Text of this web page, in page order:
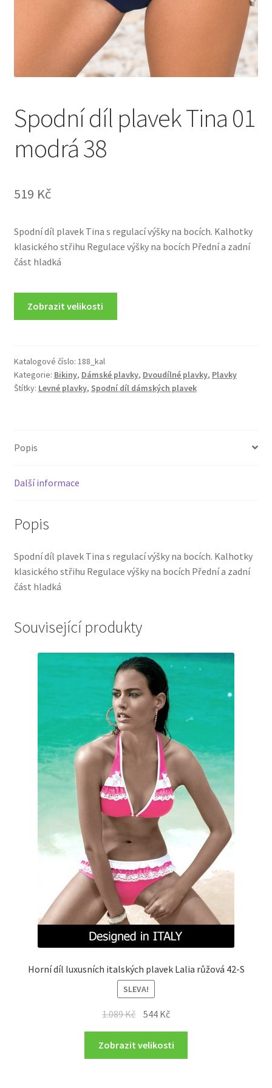
Spodní díl plavek Tina 01
modrá 38
519 Kč
Spodní díl plavek Tina s regulací výšky na bocích. Kalhotky
klasického střihu Regulace výšky na bocích Přední a zadní
část hladká
Zobrazit velikosti
Katalogové číslo: 188_kal
Kategorie: Bikiny, Dámské plavky, Dvoudílné plavky, Plavky
Štítky: Levné plavky, Spodní díl dámských plavek
Popis
Další informace
Popis
Spodní díl plavek Tina s regulací výšky na bocích. Kalhotky
klasického střihu Regulace výšky na bocích Přední a zadní
část hladká
Související produkty
Horní díl luxusních italských plavek Lalia růžová 42-S
SLEVA!
1.089Kč
Original
price
was:
1.089 Kč.
544 KčCurrent
price
is:
544 Kč.
Zobrazit velikosti